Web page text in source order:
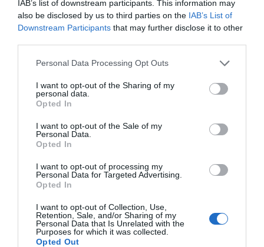
IAB’s list of downstream participants. This information may
also be disclosed by us to third parties on the IAB’s List of
Downstream Participants that may further disclose it to other
Personal Data Processing Opt Outs
I want to opt-out of the Sharing of my
personal data.
Opted In
I want to opt-out of the Sale of my
Personal Data.
Opted In
I want to opt-out of processing my
Personal Data for Targeted Advertising.
Opted In
I want to opt-out of Collection, Use,
Retention, Sale, and/or Sharing of my
Personal Data that Is Unrelated with the
Purposes for which it was collected.
Opted Out
Subscriu-te al Top Magazine
Arxivat a
càmping las dunas Las Dunas
les dunes
campings costa brava
camping de luxe